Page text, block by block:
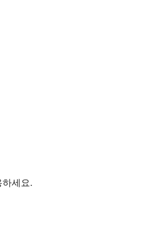
세요.